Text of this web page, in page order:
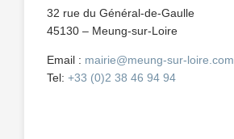
32 rue du Général-de-Gaulle
45130 – Meung-sur-Loire
Email : mairie@meung-sur-loire.com
Tel: +33 (0)2 38 46 94 94